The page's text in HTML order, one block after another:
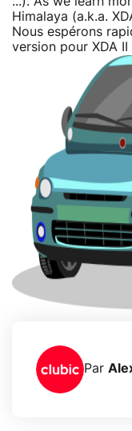
Himalaya (a.k.a.
Nous espérons
version pour XDA II
Par